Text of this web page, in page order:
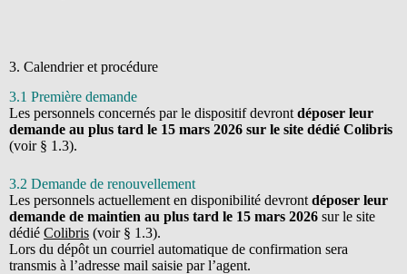
3. Calendrier et procédure
3.1 Première demande
Les personnels concernés par le dispositif devront déposer leur
demande au plus tard le 15 mars 2026 sur le site dédié Colibris
(voir § 1.3).
3.2 Demande de renouvellement
Les personnels actuellement en disponibilité devront déposer leur
demande de maintien au plus tard le 15 mars 2026 sur le site
dédié Colibris (voir § 1.3).
Lors du dépôt un courriel automatique de confirmation sera
transmis à l’adresse mail saisie par l’agent.